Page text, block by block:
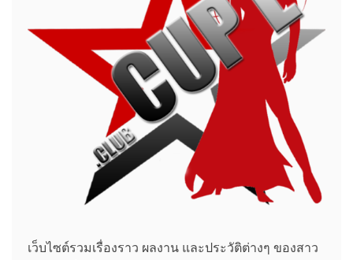
เว็บไซต์รวมเรื่องราว ผลงาน และประวัติต่างๆ ของสาว